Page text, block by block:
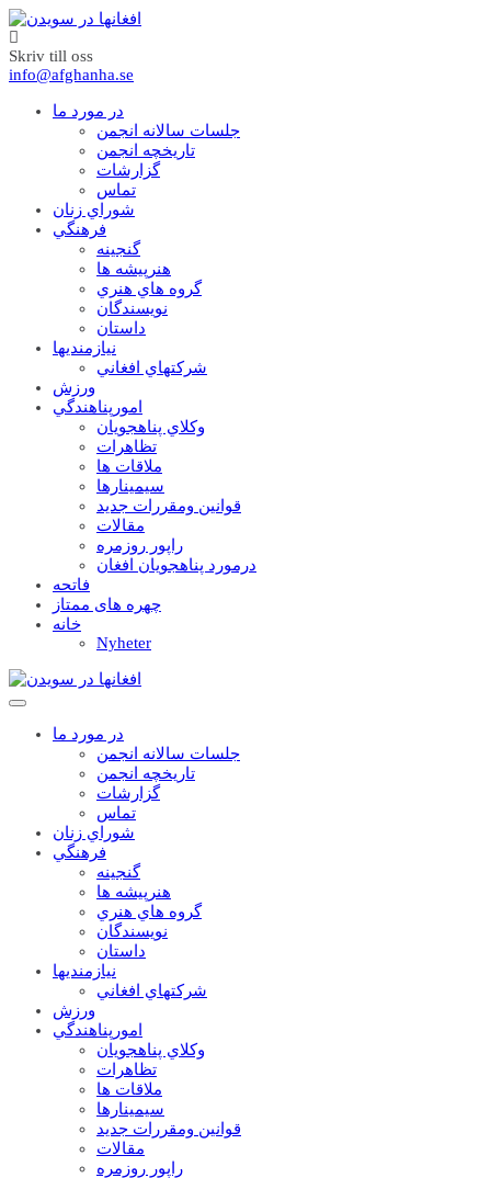
Skriv till oss
info@afghanha.se
در مورد ما
جلسات سالانه انجمن
تاریخچه انجمن
گزارشات
تماس
شوراي زنان
فرهنگي
گنجينه
هنرپيشه ها
گروه هاي هنري
نويسندگان
داستان
نيازمنديها
شرکتهاي افغاني
ورزش
امورپناهندگي
وکلاي پناهجويان
تظاهرات
ملاقات ها
سيمينارها
قوانين ومقررات جديد
مقالات
راپور روزمره
درمورد پناهجويان افغان
فاتحه
چهره های ممتاز
خانه
Nyheter
در مورد ما
جلسات سالانه انجمن
تاریخچه انجمن
گزارشات
تماس
شوراي زنان
فرهنگي
گنجينه
هنرپيشه ها
گروه هاي هنري
نويسندگان
داستان
نيازمنديها
شرکتهاي افغاني
ورزش
امورپناهندگي
وکلاي پناهجويان
تظاهرات
ملاقات ها
سيمينارها
قوانين ومقررات جديد
مقالات
راپور روزمره